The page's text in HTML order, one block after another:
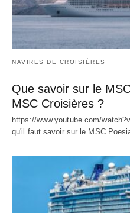
NAVIRES DE CROISIÈRES
Que savoir sur le
MSC Croisières ?
https://www.youtube.com/
qu'il faut savoir sur le MSC